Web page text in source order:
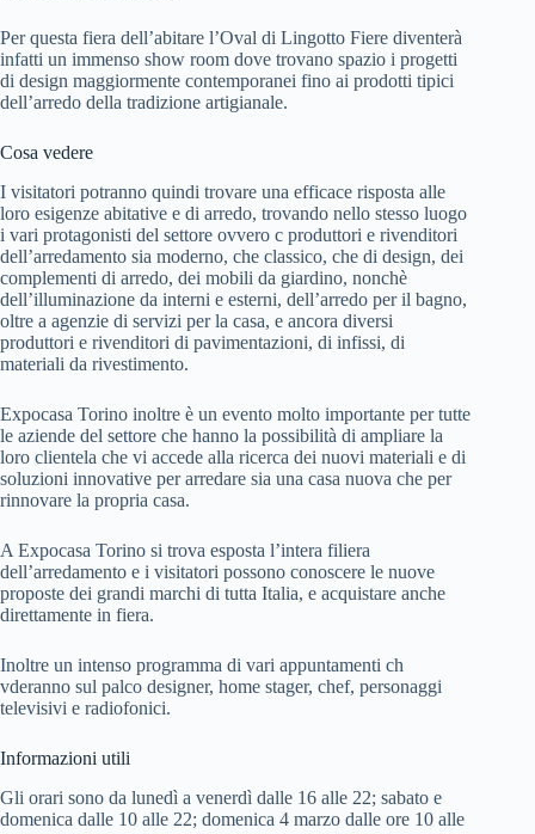
Per questa fiera dell’abitare l’Oval di Lingotto Fiere diventerà
infatti un immenso show room dove trovano spazio i progetti
di design maggiormente contemporanei fino ai prodotti tipici
dell’arredo della tradizione artigianale.
Cosa vedere
I visitatori potranno quindi trovare una efficace risposta alle
loro esigenze abitative e di arredo, trovando nello stesso luogo
i vari protagonisti del settore ovvero c produttori e rivenditori
dell’arredamento sia moderno, che classico, che di design, dei
complementi di arredo, dei mobili da giardino, nonchè
dell’illuminazione da interni e esterni, dell’arredo per il bagno,
oltre a agenzie di servizi per la casa, e ancora diversi
produttori e rivenditori di pavimentazioni, di infissi, di
materiali da rivestimento.
Expocasa Torino inoltre è un evento molto importante per tutte
le aziende del settore che hanno la possibilità di ampliare la
loro clientela che vi accede alla ricerca dei nuovi materiali e di
soluzioni innovative per arredare sia una casa nuova che per
rinnovare la propria casa.
A Expocasa Torino si trova esposta l’intera filiera
dell’arredamento e i visitatori possono conoscere le nuove
proposte dei grandi marchi di tutta Italia, e acquistare anche
direttamente in fiera.
Inoltre un intenso programma di vari appuntamenti ch
vderanno sul palco designer, home stager, chef, personaggi
televisivi e radiofonici.
Informazioni utili
Gli orari sono da lunedì a venerdì dalle 16 alle 22; sabato e
domenica dalle 10 alle 22; domenica 4 marzo dalle ore 10 alle